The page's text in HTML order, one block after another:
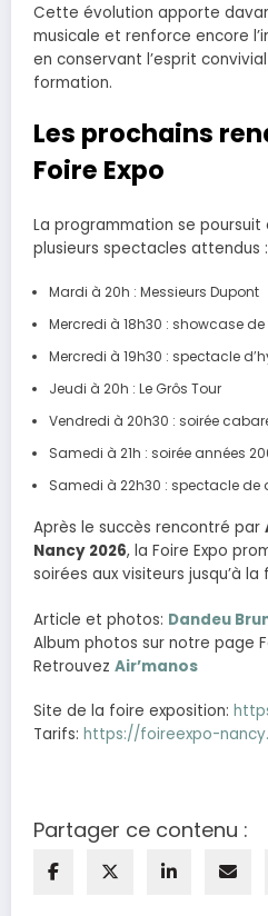
Cette évolution apporte
musicale et renforce encore
en conservant l’esprit
formation.
Les prochains
Foire Expo
La programmation se
plusieurs spectacles attendus :
Mardi à 20h : Messieurs Dupont
Mercredi à 18h30 : showcase de
Mercredi à 19h30 : spectacle
Jeudi à 20h : Le Grôs Tour
Vendredi à 20h30 : soirée
Samedi à 21h : soirée années
Samedi à 22h30 : spectacle de
Après le succès rencontré par
Nancy 2026, la Foire Expo
soirées aux visiteurs jusqu’à
Article et photos: Dandeu
Album photos sur notre page
Retrouvez Air’manos
Site de la foire exposition:
Tarifs: https://foireexpo-
Partager ce contenu :